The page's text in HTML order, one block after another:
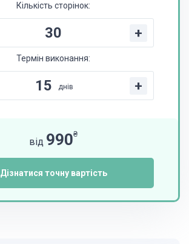
Кількість сторінок:
+
Термін виконання:
днів +
від 990₴
Дізнатися точну вартість